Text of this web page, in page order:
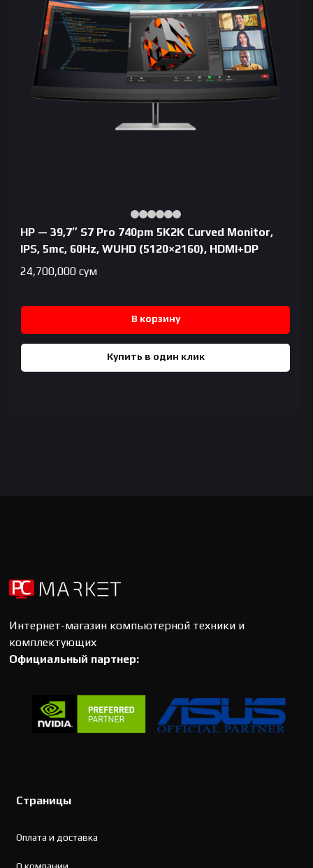
HP — 39,7″ S7 Pro 740pm 5K2K Curved Monitor,
IPS, 5mc, 60Hz, WUHD (5120×2160), HDMI+DP
24,700,000 сум
В корзину
Купить в один клик
Интернет-магазин компьютерной техники и
комплектующих
Официальный партнер:
Страницы
Оплата и доставка